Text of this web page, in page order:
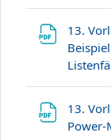
13.
13.
Power-